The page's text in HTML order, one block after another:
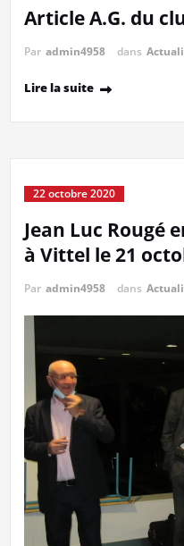
Article A.G. du
Par admin4958 dans
Lire la suite
22 octobre 2020
Jean Luc Rougé
à Vittel le 21
Par admin4958 dans